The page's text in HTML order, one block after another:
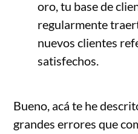
oro, tu base de
regularmente
nuevos clientes
satisfechos.
Bueno, acá te he
grandes errores que